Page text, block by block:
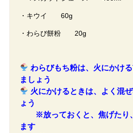
・キウイ 60g
・わらび餅粉 20g
わらびもち粉は、火にかけ
ましょう
火にかけるときは、よく混
ょう
※放っておくと、焦げたり
ます